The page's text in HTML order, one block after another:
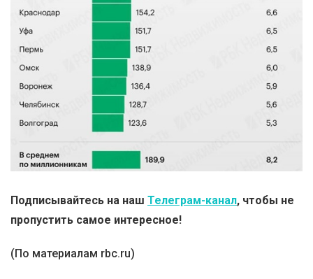
Подписывайтесь на наш Телеграм-канал, чтобы не
пропустить самое интересное!
(По материалам rbc.ru)